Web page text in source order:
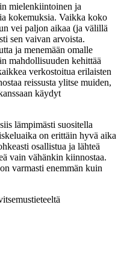
mielenkiintoinen ja
kokemuksia. Vaikka koko
vei paljon aikaa (ja välillä
sen vaivan arvoista.
ja menemään omalle
mahdollisuuden kehittää
verkostoitua erilaisten
reissusta ylitse muiden,
käydyt
lämpimästi suositella
on erittäin hyvä aika
osallistua ja lähteä
vain vähänkin kiinnostaa.
varmasti enemmän kuin